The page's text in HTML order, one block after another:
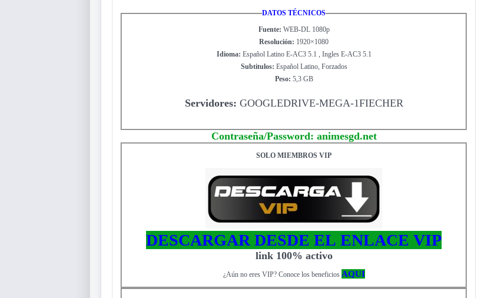
DATOS TÉCNICOS
Fuente: WEB-DL 1080p
Resolución: 1920×1080
Idioma: Español Latino E-AC3 5.1 , Ingles E-AC3 5.1
Subtitulos: Español Latino, Forzados
Peso: 5,3 GB
Servidores: GOOGLEDRIVE-MEGA-1FIECHER
Contraseña/Password: animesgd.net
SOLO MIEMBROS VIP
DESCARGAR DESDE EL ENLACE VIP
link 100% activo
¿Aún no eres VIP? Conoce los beneficios AQUI